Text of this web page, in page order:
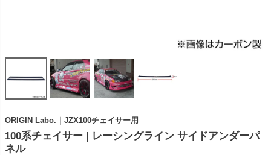
ORIGIN Labo.｜JZX100チェイサー用
100系チェイサー | レーシングライン サイドアンダーパ
ネル